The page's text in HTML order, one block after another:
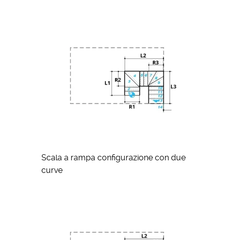
Scala a rampa configurazione con due
curve